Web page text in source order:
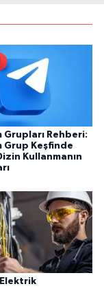
Grupları Rehberi:
Grup Keşfinde
Kullanmanın